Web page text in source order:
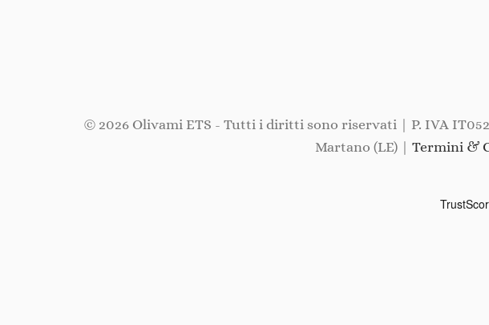
© 2026 Olivami ETS - Tutti i diritti sono riservati | P. IVA
Martano (LE) | Termini &